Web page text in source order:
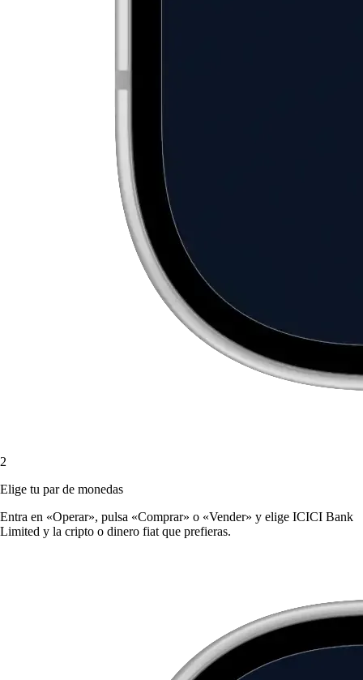
2
Elige tu par de monedas
Entra en «Operar», pulsa «Comprar» o «Vender» y elige ICICI Bank
Limited y la cripto o dinero fiat que prefieras.